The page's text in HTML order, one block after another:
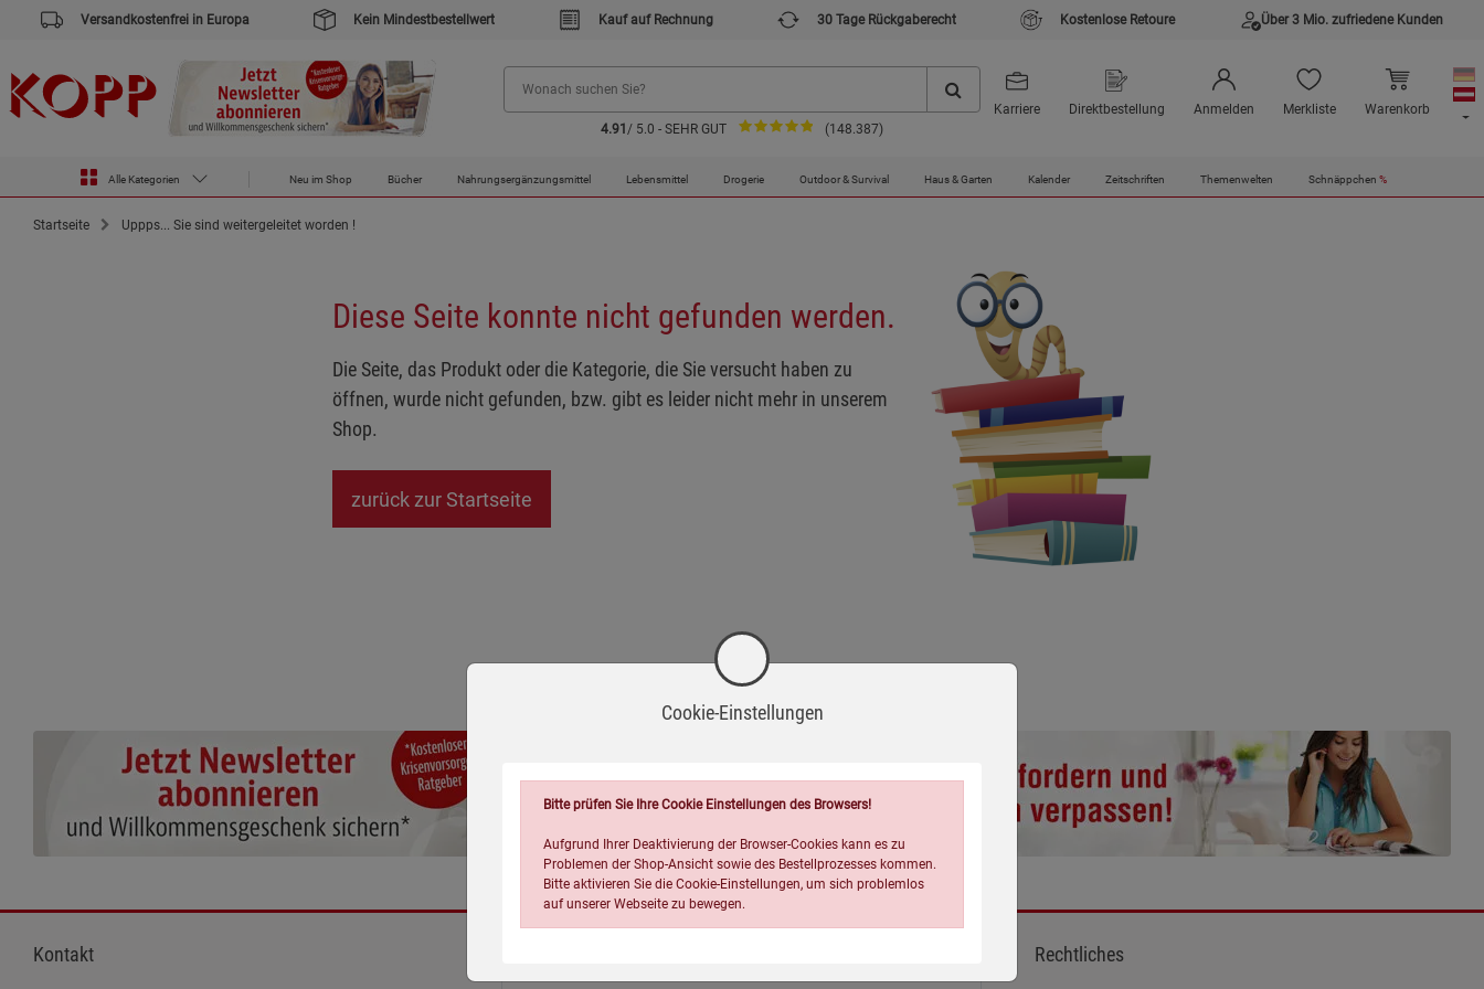
Versandkostenfrei in Europa Kein Mindestbestellwert Kauf auf Rechnung 30 Tage Rückgaberecht Kostenlose Retoure Über 3 Mio. zufriedene Kunden
4.91 / 5.0 - SEHR GUT (148.387)
Karriere Direktbestellung Anmelden Merkliste Warenkorb
Alle Kategorien Neu im Shop Bücher Nahrungsergänzungsmittel Lebensmittel Drogerie Outdoor & Survival Haus & Garten Kalender Zeitschriften Themenwelten Schnäppchen %
Startseite Uppps... Sie sind weitergeleitet worden !
Diese Seite konnte nicht gefunden werden.
Die Seite, das Produkt oder die Kategorie, die Sie versucht haben zu
öffnen, wurde nicht gefunden, bzw. gibt es leider nicht mehr in unserem
Shop.
zurück zur Startseite
Kontakt Rechtliches
Cookie-Einstellungen
Bitte prüfen Sie Ihre Cookie Einstellungen des Browsers!
Aufgrund Ihrer Deaktivierung der Browser-Cookies kann es zu
Problemen der Shop-Ansicht sowie des Bestellprozesses kommen.
Bitte aktivieren Sie die Cookie-Einstellungen, um sich problemlos
auf unserer Webseite zu bewegen.